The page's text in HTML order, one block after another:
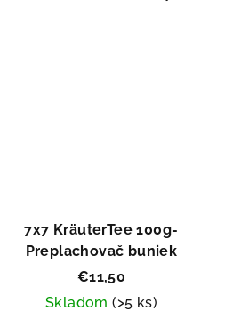
7x7 KräuterTee 100g-
Preplachovač buniek
€11,50
Skladom(>5 ks)